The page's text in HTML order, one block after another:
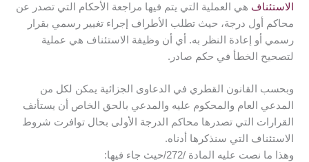
الاستئناف هي العملية التي يتم فيها مراجعة الأحكام التي تصدر عن
محاكم أول درجة، حيث تطلب الأطراف إجراء تغيير رسمي بقرار
رسمي أو إعادة النظر به. أي أن وظيفة الاستئناف هي عملية
لتصحيح الخطأ في حكم صادر.
وبحسب القانون القطري في الدعاوى الجزائية يمكن لكل من
المدعي العام والمحكوم عليه والمدعي بالحق الخاص أن يستأنف
القرارات التي تصدرها محاكم الدرجة الأولى بحال توافرت شروط
الاستئناف التي سنذكرها أدناه.
وهذا ما نصت عليه المادة /272/حيث جاء فيها: